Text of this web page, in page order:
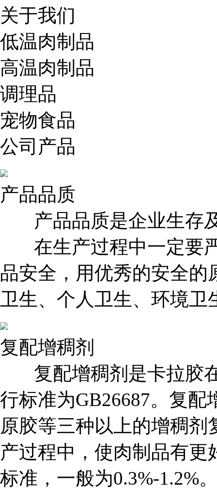
关于我们
低温肉制品
高温肉制品
调理品
宠物食品
公司产品
产品品质
产品品质是企业生存
在生产过程中一定要
品安全，用优秀的安全
卫生、个人卫生、环境
复配增稠剂
复配增稠剂是卡拉胶
行标准为GB26687。复
原胶等三种以上的增稠
产过程中，使肉制品有
标准，一般为0.3%-1.2%